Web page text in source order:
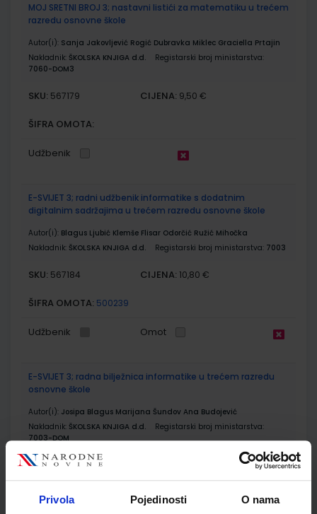
Privola Pojedinosti O nama
MOJ SRETNI BROJ 3; nastavni listići za matematiku u trećem
razredu osnovne škole
Autor(i): Sanja Jakovljević Rogić Dubravka Miklec Graciella Prtajin
Nakladnik: ŠKOLSKA KNJIGA d.d.
Registarski broj ministarstva:
7060-DOM3
SKU: 567179 CIJENA: 9,50 €
ŠIFRA OMOTA:
Udžbenik
E-SVIJET 3; radni udžbenik informatike s dodatnim
digitalnim sadržajima u trećem razredu osnovne škole
Autor(i): Blagus Ljubić Klemše Flisar Odorčić Ružić Mihočka
Nakladnik: ŠKOLSKA KNJIGA d.d. Registarski broj ministarstva: 7003
SKU: 567184 CIJENA: 10,80 €
ŠIFRA OMOTA: 500239
Udžbenik Omot
E-SVIJET 3; radna bilježnica informatike u trećem razredu
osnovne škole
Autor(i): Josipa Blagus Marijana Šundov Ana Budojević
Nakladnik: ŠKOLSKA KNJIGA d.d.
Registarski broj ministarstva:
7003-DOM
SKU: 567185
ŠIFRA OMOTA: